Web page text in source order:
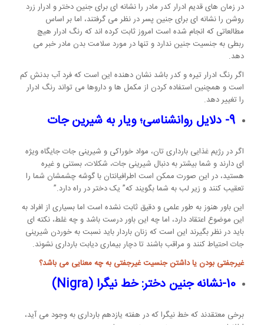
در زمان های قدیم ادرار کدر مادر را نشانه ای برای جنین دختر و ادرار زرد
روشن را نشانه ای برای جنین پسر در نظر می گرفتند، اما بر اساس
مطالعاتی که انجام شده است امروز ثابت کرده اند که رنگ ادرار هیچ
ربطی به جنسیت جنین ندارد و تنها در مورد سلامت بدن مادر خبر می
دهد.
اگر رنگ ادرار تیره و کدر باشد نشان دهنده این است که فرد آب بدنش کم
است و همچنین استفاده کردن از مکمل ها و داروها می تواند رنگ ادرار
را تغییر دهد.
9- دلایل روانشناسی؛ ویار به شیرین جات
اگر در رژیم غذایی بارداری تان، مواد خوراکی و شیرینی جات جایگاه ویژه
ای دارند و شما بیشتر به دنبال شیرینی جات، شکلات، بستنی و غیره
هستید، در این صورت ممکن است اطرافیانتان با گوشه چشمشان شما را
تعقیب کنند و زیر لب به شما بگویند که” یک دختر در راه دارد.”
این باور هنوز به طور علمی و دقیق ثابت نشده است اما بسیاری از افراد به
این موضوع اعتقاد دارد، اما چه این باور درست باشد و چه غلط، نکته ای
باید در نظر بگیرند این است که زنان باردار باید نسبت به خوردن شیرینی
جات احتیاط کنند و مراقب باشند تا دچار بیماری دیابت بارداری نشوند.
غیرجفتی بودن یا داشتن جنسیت غیرجفتی به چه معنایی می باشد؟
10-نشانه جنین دختر: خط نیگرا (Nigra)
برخی معتقدند که خط نیگرا که در هفته یازدهم بارداری به وجود می آید،